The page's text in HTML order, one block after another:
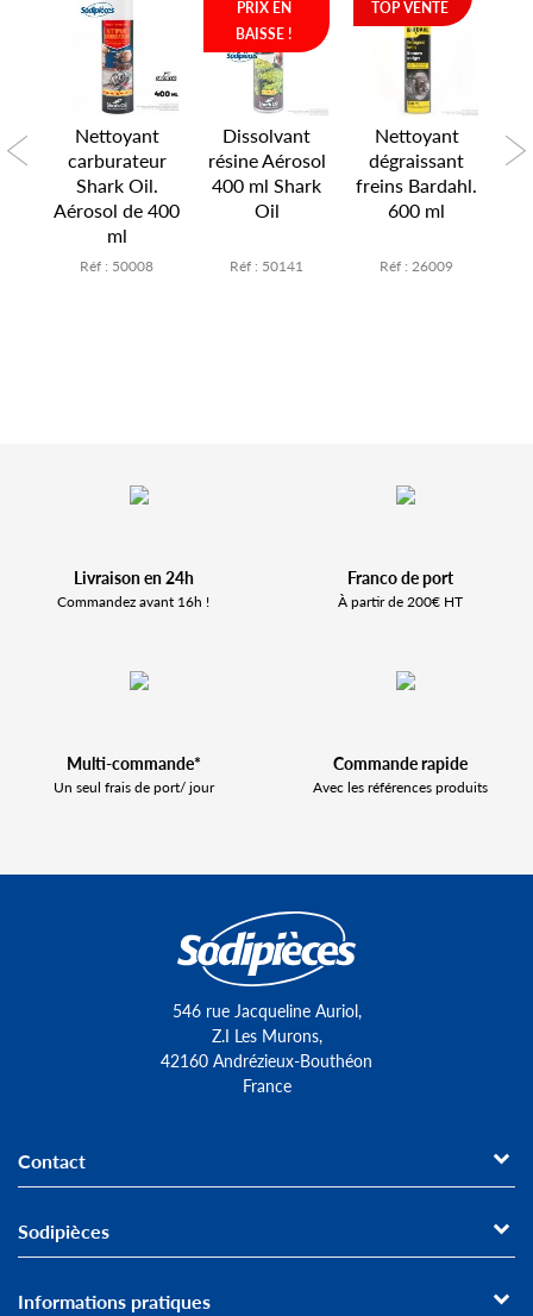
Nettoyant
carburateur
Shark Oil.
Aérosol de 400
ml
Réf : 50008
Dissolvant
résine Aérosol
400 ml Shark
Oil
Réf : 50141
PRIX EN
BAISSE !
Nettoyant
dégraissant
freins Bardahl.
600 ml
Réf : 26009
TOP VENTE
Livraison en 24h
Commandez avant 16h !
Franco de port
À partir de 200€ HT
Multi-commande*
Un seul frais de port/ jour
Commande rapide
Avec les références produits
546 rue Jacqueline Auriol,
Z.I Les Murons,
42160 Andrézieux-Bouthéon
France
Contact
Sodipièces
Informations pratiques